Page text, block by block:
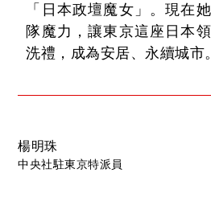
「日本政壇魔女」。現在
隊魔力，讓東京這座日本
洗禮，成為安居、永續城市。
楊明珠
中央社駐東京特派員